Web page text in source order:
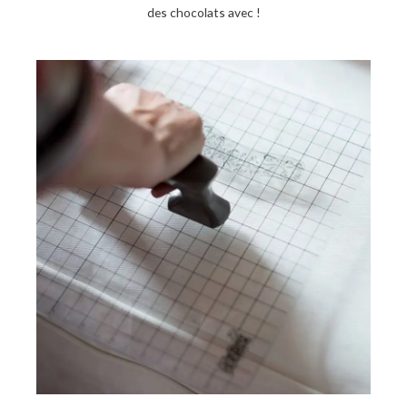
des chocolats avec !